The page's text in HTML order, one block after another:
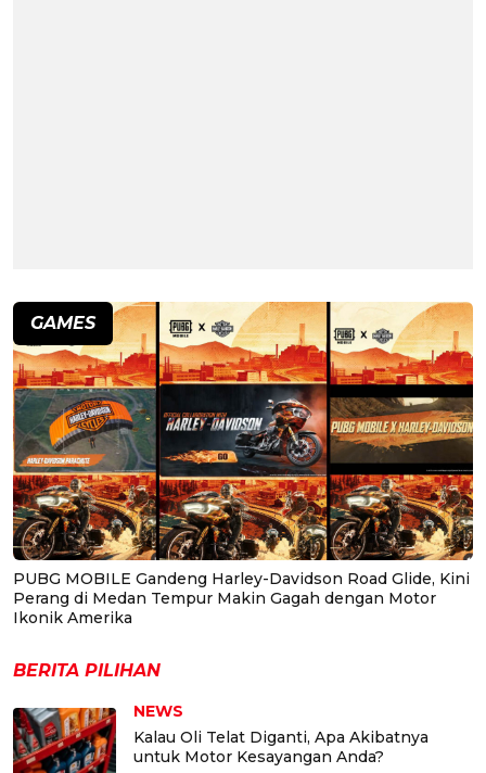
GAMES
PUBG MOBILE Gandeng Harley-Davidson Road Glide, Kini
Perang di Medan Tempur Makin Gagah dengan Motor
Ikonik Amerika
BERITA PILIHAN
NEWS
Kalau Oli Telat Diganti, Apa Akibatnya
untuk Motor Kesayangan Anda?